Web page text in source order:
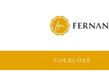
COLEÇÕES